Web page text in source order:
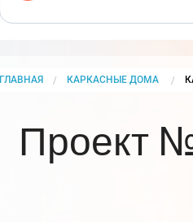
ГЛАВНАЯ КАРКАСНЫЕ ДОМА
Проект